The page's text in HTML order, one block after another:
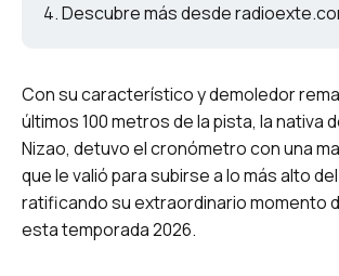
Descubre más desde
Con su característico y demoledor
últimos 100 metros de la pista, la nativa
Nizao, detuvo el cronómetro con una
que le valió para subirse a lo más alto
ratificando su extraordinario momento
esta temporada 2026.